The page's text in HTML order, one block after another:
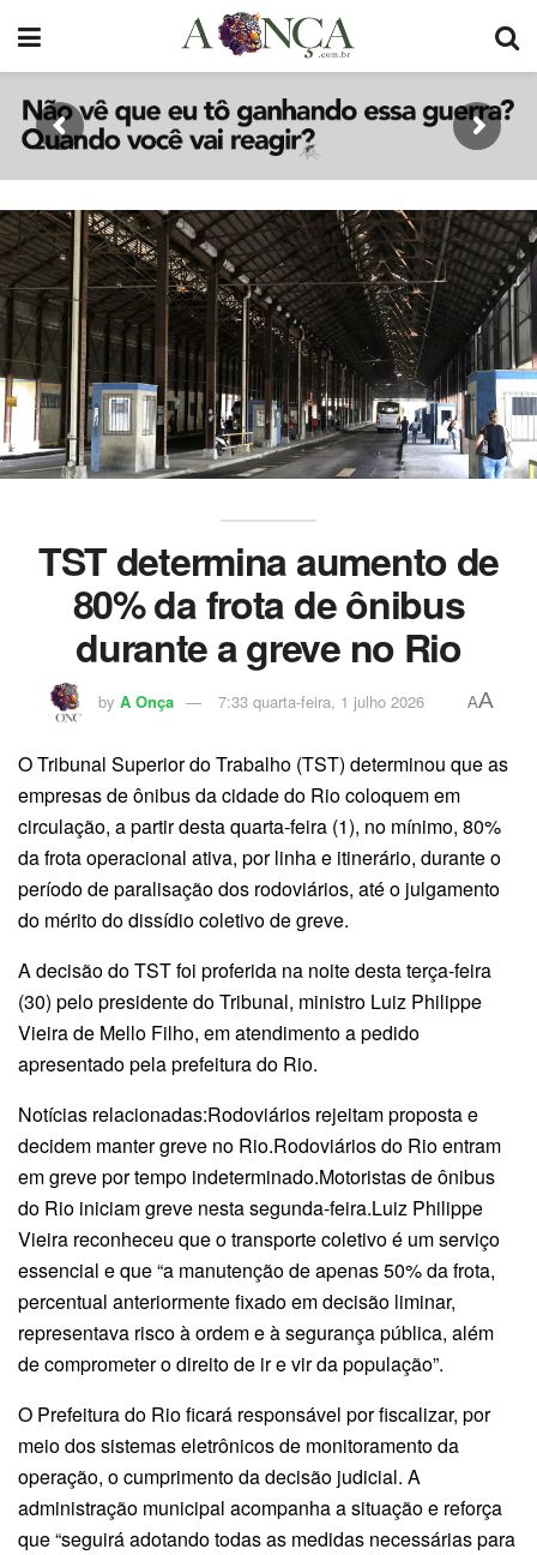
TST determina aumento de
80% da frota de ônibus
durante a greve no Rio
by A Onça 7:33 quarta-feira, 1 julho 2026 AA
O Tribunal Superior do Trabalho (TST) determinou que as
empresas de ônibus da cidade do Rio coloquem em
circulação, a partir desta quarta-feira (1), no mínimo, 80%
da frota operacional ativa, por linha e itinerário, durante o
período de paralisação dos rodoviários, até o julgamento
do mérito do dissídio coletivo de greve.
A decisão do TST foi proferida na noite desta terça-feira
(30) pelo presidente do Tribunal, ministro Luiz Philippe
Vieira de Mello Filho, em atendimento a pedido
apresentado pela prefeitura do Rio.
Notícias relacionadas:Rodoviários rejeitam proposta e
decidem manter greve no Rio.Rodoviários do Rio entram
em greve por tempo indeterminado.Motoristas de ônibus
do Rio iniciam greve nesta segunda-feira.Luiz Philippe
Vieira reconheceu que o transporte coletivo é um serviço
essencial e que “a manutenção de apenas 50% da frota,
percentual anteriormente fixado em decisão liminar,
representava risco à ordem e à segurança pública, além
de comprometer o direito de ir e vir da população”.
O Prefeitura do Rio ficará responsável por fiscalizar, por
meio dos sistemas eletrônicos de monitoramento da
operação, o cumprimento da decisão judicial. A
administração municipal acompanha a situação e reforça
que “seguirá adotando todas as medidas necessárias para